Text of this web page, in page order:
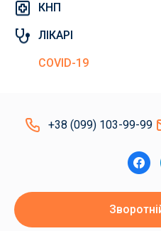
КНП
ЛІКАРІ
COVID-19
+38 (099) 103-99-99